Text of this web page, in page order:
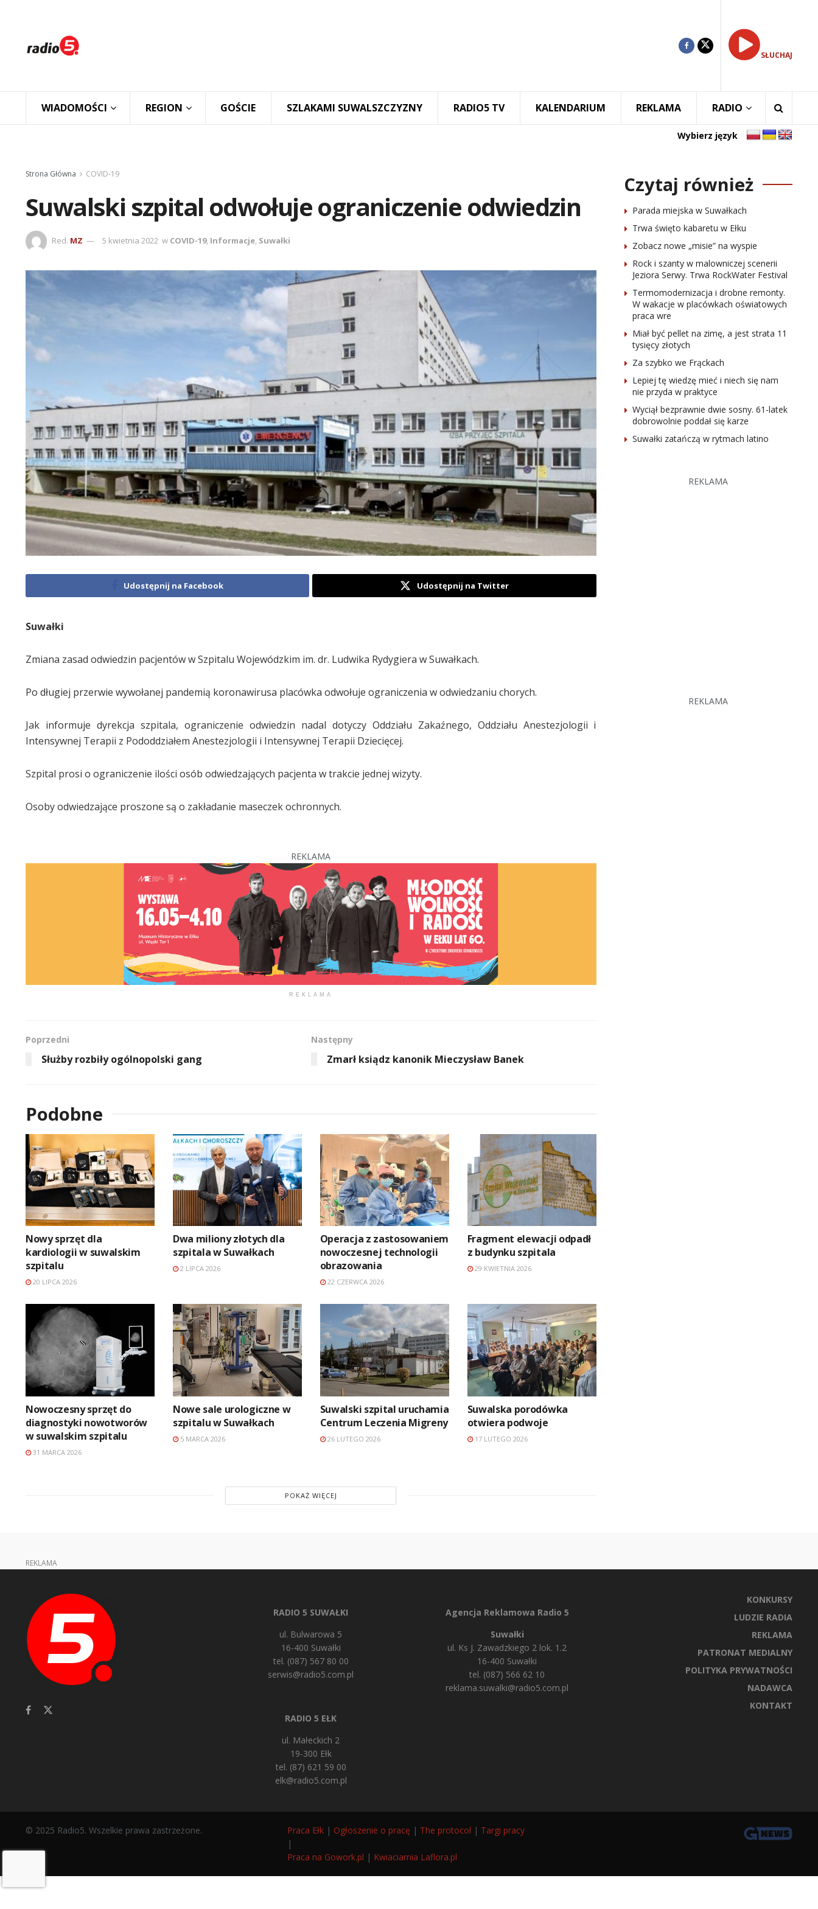
SŁUCHAJ
WIADOMOŚCI REGION GOŚCIE SZLAKAMI SUWALSZCZYZNY RADIO5 TV KALENDARIUM REKLAMA RADIO
Wybierz język
Strona Główna COVID-19
Suwalski szpital odwołuje ograniczenie odwiedzin
Red. MZ 5 kwietnia 2022 w COVID-19, Informacje, Suwałki
Udostępnij na Facebook Udostępnij na Twitter
Suwałki
Zmiana zasad odwiedzin pacjentów w Szpitalu Wojewódzkim im. dr. Ludwika Rydygiera w Suwałkach.
Po długiej przerwie wywołanej pandemią koronawirusa placówka odwołuje ograniczenia w odwiedzaniu chorych.
Jak informuje dyrekcja szpitala, ograniczenie odwiedzin nadal dotyczy Oddziału Zakaźnego, Oddziału Anestezjologii i
Intensywnej Terapii z Pododdziałem Anestezjologii i Intensywnej Terapii Dziecięcej.
Szpital prosi o ograniczenie ilości osób odwiedzających pacjenta w trakcie jednej wizyty.
Osoby odwiedzające proszone są o zakładanie maseczek ochronnych.
REKLAMA
REKLAMA
Poprzedni
Służby rozbiły ogólnopolski gang
Następny
Zmarł ksiądz kanonik Mieczysław Banek
Podobne
Nowy sprzęt dla
kardiologii w suwalskim
szpitalu
20 LIPCA 2026
Dwa miliony złotych dla
szpitala w Suwałkach
2 LIPCA 2026
Operacja z zastosowaniem
nowoczesnej technologii
obrazowania
22 CZERWCA 2026
Fragment elewacji odpadł
z budynku szpitala
29 KWIETNIA 2026
Nowoczesny sprzęt do
diagnostyki nowotworów
w suwalskim szpitalu
31 MARCA 2026
Nowe sale urologiczne w
szpitalu w Suwałkach
5 MARCA 2026
Suwalski szpital uruchamia
Centrum Leczenia Migreny
26 LUTEGO 2026
Suwalska porodówka
otwiera podwoje
17 LUTEGO 2026
POKAŻ WIĘCEJ
Czytaj również
Parada miejska w Suwałkach
Trwa święto kabaretu w Ełku
Zobacz nowe „misie” na wyspie
Rock i szanty w malowniczej scenerii
Jeziora Serwy. Trwa RockWater Festival
Termomodernizacja i drobne remonty.
W wakacje w placówkach oświatowych
praca wre
Miał być pellet na zimę, a jest strata 11
tysięcy złotych
Za szybko we Frąckach
Lepiej tę wiedzę mieć i niech się nam
nie przyda w praktyce
Wyciął bezprawnie dwie sosny. 61-latek
dobrowolnie poddał się karze
Suwałki zatańczą w rytmach latino
REKLAMA
REKLAMA
REKLAMA
RADIO 5 SUWAŁKI
ul. Bulwarowa 5
16-400 Suwałki
tel. (087) 567 80 00
serwis@radio5.com.pl
RADIO 5 EŁK
ul. Małeckich 2
19-300 Ełk
tel. (87) 621 59 00
elk@radio5.com.pl
Agencja Reklamowa Radio 5
Suwałki
ul. Ks J. Zawadzkiego 2 lok. 1.2
16-400 Suwałki
tel. (087) 566 62 10
reklama.suwalki@radio5.com.pl
KONKURSY
LUDZIE RADIA
REKLAMA
PATRONAT MEDIALNY
POLITYKA PRYWATNOŚCI
NADAWCA
KONTAKT
© 2025 Radio5. Wszelkie prawa zastrzeżone. Praca Ełk | Ogłoszenie o pracę | The protocol | Targi pracy
|
Praca na Gowork.pl | Kwiaciarnia Laflora.pl